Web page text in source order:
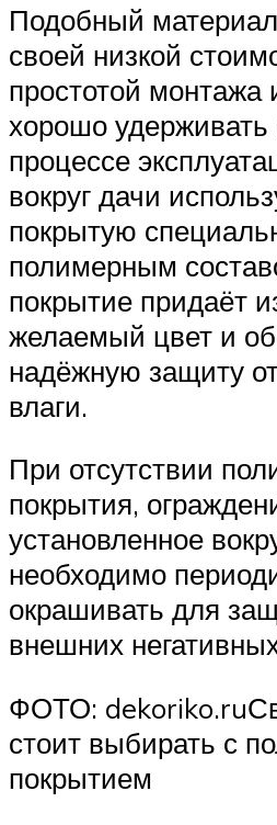
Подобный
своей низкой
простотой монтажа
хорошо
процессе
вокруг дачи
покрытую
полимерным
покрытие придаёт
желаемый цвет и
надёжную защиту
влаги.
При отсутствии
покрытия,
установленное
необходимо
окрашивать для
внешних
ФОТО:
стоит выбирать с
покрытием